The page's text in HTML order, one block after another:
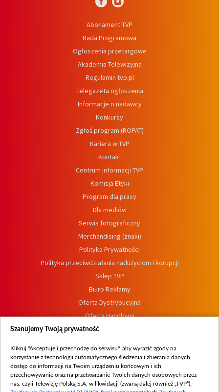
Abonament TVP
Rada Programowa
Ogłoszenia przetargowe
Akademia Telewizyjna
Regulamin tvp.pl
Telegazeta ogłoszenia
Informacje o nadawcy
Konkursy
Zgłoś program (ROPAT)
Kariera w TVP
Kontakt
Centrum informacji TVP
Komisja Etyki
Program dla prasy
Dla mediów
Serwis fotograficzny
Merchandising (znaki)
Polityka Prywatności
Polityka przeciwdziałania nadużyciom i korupcji
Sklep TVP
Biuro Reklamy
Oferta Dystrybucyjna
Oferta Handlowa
Dostępność
Procedura zgłoszeń wewnętrznych
Szanujemy Twoją prywatność
Kliknij "Akceptuję i przechodzę do serwisu", aby wyrazić zgody na
korzystanie z technologii automatycznego śledzenia i zbierania danych,
dostęp do informacji na Twoim urządzeniu końcowym i ich
przechowywanie oraz na przetwarzanie Twoich danych osobowych przez
nas, czyli Telewizję Polską S.A. w likwidacji (zwaną dalej również „TVP”),